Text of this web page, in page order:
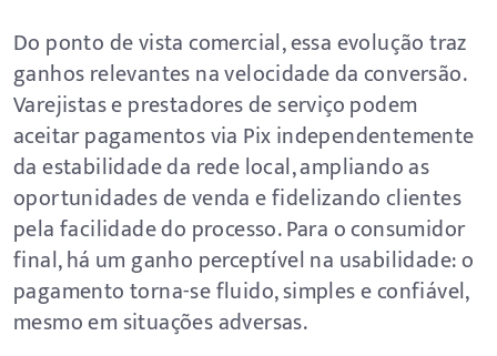
Do ponto de vista comercial, essa evolução traz
ganhos relevantes na velocidade da conversão.
Varejistas e prestadores de serviço podem
aceitar pagamentos via Pix independentemente
da estabilidade da rede local, ampliando as
oportunidades de venda e fidelizando clientes
pela facilidade do processo. Para o consumidor
final, há um ganho perceptível na usabilidade: o
pagamento torna-se fluido, simples e confiável,
mesmo em situações adversas.